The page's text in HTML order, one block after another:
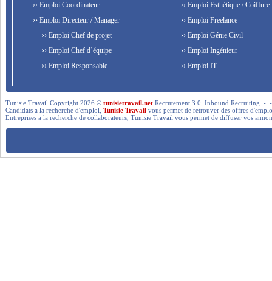
›› Emploi Coordinateur
›› Emploi Directeur / Manager
›› Emploi Chef de projet
›› Emploi Chef d’équipe
›› Emploi Responsable
›› Emploi Esthétique / Coiffure
›› Emploi Freelance
›› Emploi Génie Civil
›› Emploi Ingénieur
›› Emploi IT
Tunisie Travail Copyright 2026 ©tunisietravail.net Recrutement 3.0, Inbound Recruiting .-
Candidats a la recherche d'emploi,Tunisie Travail vous permet de retrouver des offres
Entreprises a la recherche de collaborateurs, Tunisie Travail vous permet de diffuser vos